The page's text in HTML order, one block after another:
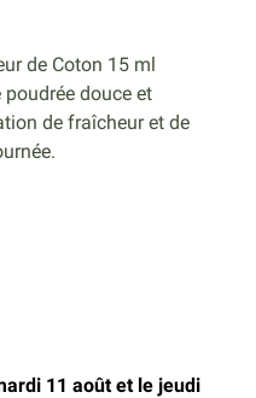
de Coton 15 ml
douce et
de fraîcheur et de
11 août et le jeudi